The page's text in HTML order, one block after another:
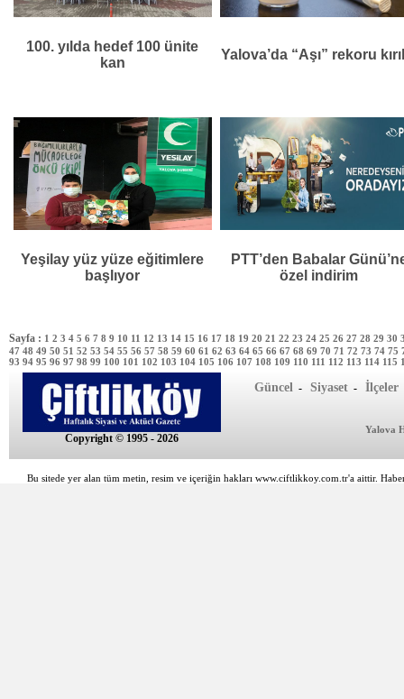
100. yılda hedef 100 ünite
kan
Yalova’da “Aşı” rekoru
Yeşilay yüz yüze eğitimlere
başlıyor
PTT’den Babalar
özel indirim
Sayfa : 1 2 3 4 5 6 7 8 9 10 11 12 13 14 15 16 17 18 19 20 21 22 23 24 25 26 27 28 29 30
47 48 49 50 51 52 53 54 55 56 57 58 59 60 61 62 63 64 65 66 67 68 69 70 71 72 73 74 75
93 94 95 96 97 98 99 100 101 102 103 104 105 106 107 108 109 110 111 112 113 114 115
Copyright © 1995 - 2026
Güncel -Siyaset -İlçeler
Yalova
Bu sitede yer alan tüm metin, resim ve içeriğin hakları www.ciftlikkoy.com.tr'a aittir.